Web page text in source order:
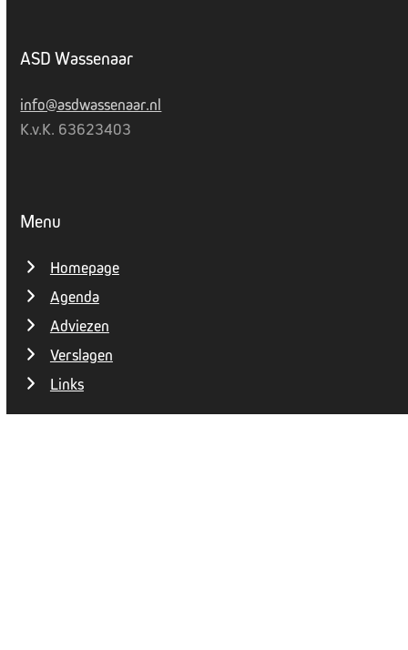
ASD Wassenaar
info@asdwassenaar.nl
K.v.K. 63623403
Menu
Homepage
Agenda
Adviezen
Verslagen
Links